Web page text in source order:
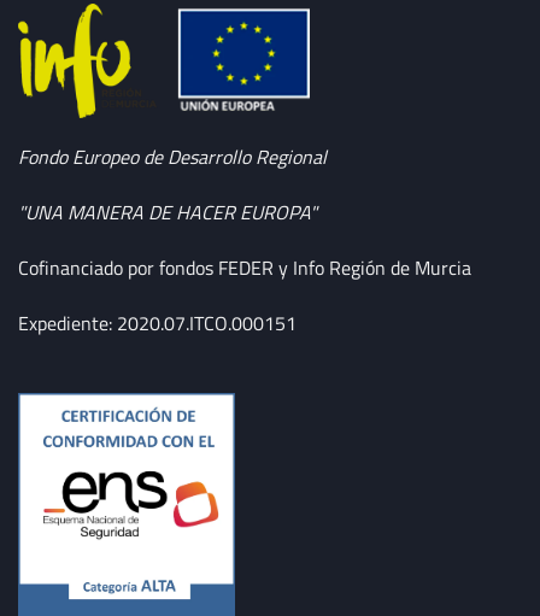
Fondo Europeo de Desarrollo Regional
"UNA MANERA DE HACER EUROPA"
Cofinanciado por fondos FEDER y Info Región de Murcia
Expediente: 2020.07.ITCO.000151